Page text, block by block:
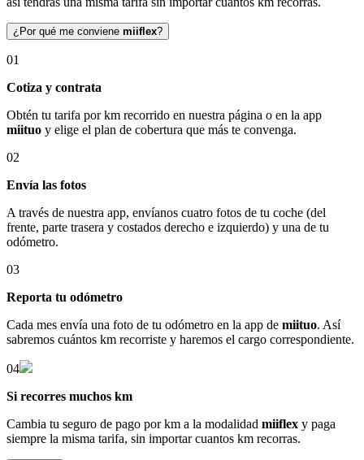
¿Por qué me conviene miiflex?
01
Cotiza y contrata
Obtén tu tarifa por km recorrido en nuestra página o en la app
miituo y elige el plan de cobertura que más te convenga.
02
Envía las fotos
A través de nuestra app, envíanos cuatro fotos de tu coche (del
frente, parte trasera y costados derecho e izquierdo) y una de tu
odómetro.
03
Reporta tu odómetro
Cada mes envía una foto de tu odómetro en la app de miituo. Así
sabremos cuántos km recorriste y haremos el cargo correspondiente.
04
Si recorres muchos km
Cambia tu seguro de pago por km a la modalidad miiflex y paga
siempre la misma tarifa, sin importar cuantos km recorras.